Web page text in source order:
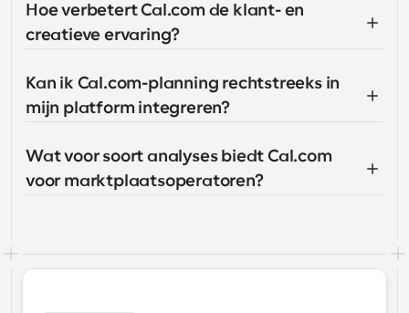
Hoe verbetert Cal.com de klant- en
creatieve ervaring?
Kan ik Cal.com-planning rechtstreeks in
mijn platform integreren?
Wat voor soort analyses biedt Cal.com
voor marktplaatsoperatoren?